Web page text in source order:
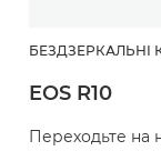
БЕЗДЗЕРКАЛЬНІ
EOS R10
Переходьте на